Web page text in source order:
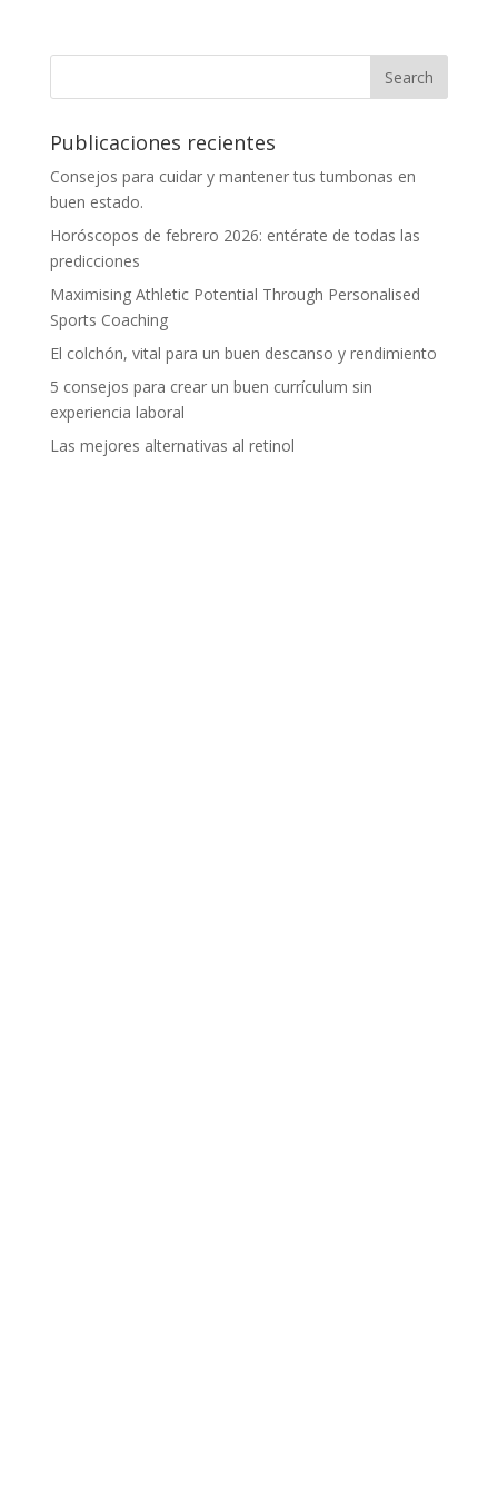
Publicaciones recientes
Consejos para cuidar y mantener tus tumbonas en
buen estado.
Horóscopos de febrero 2026: entérate de todas las
predicciones
Maximising Athletic Potential Through Personalised
Sports Coaching
El colchón, vital para un buen descanso y rendimiento
5 consejos para crear un buen currículum sin
experiencia laboral
Las mejores alternativas al retinol